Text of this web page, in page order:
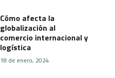
Cómo afecta la
globalización al
comercio internacional y
logística
18 de enero, 2024